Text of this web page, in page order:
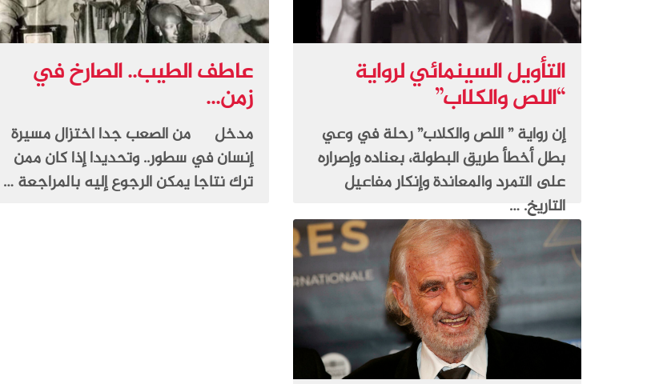
التأويل السينمائي لرواية
“اللص والكلاب”
إن رواية ” اللص والكلاب” رحلة في وعي
بطل أخطأ طريق البطولة، بعناده وإصراره
على التمرد والمعاندة وإنكار مفاعيل
التاريخ. …
عاطف الطيب.. الصارخ في
زمن...
مدخل من الصعب جدا اختزال مسيرة
إنسان في سطور.. وتحديدا إذا كان ممن
ترك نتاجا يمكن الرجوع إليه بالمراجعة …